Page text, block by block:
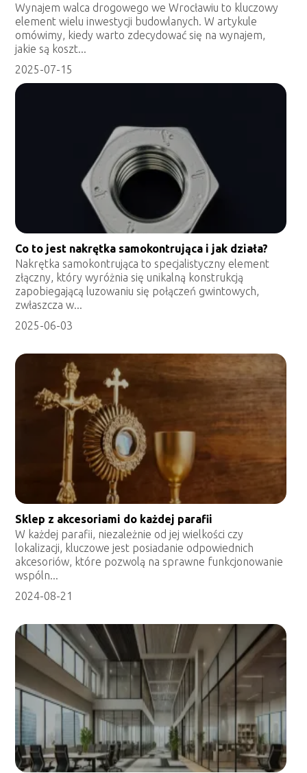
Wynajem walca drogowego we Wrocławiu to kluczowy
element wielu inwestycji budowlanych. W artykule
omówimy, kiedy warto zdecydować się na wynajem,
jakie są koszt...
2025-07-15
Co to jest nakrętka samokontrująca i jak działa?
Nakrętka samokontrująca to specjalistyczny element
złączny, który wyróżnia się unikalną konstrukcją
zapobiegającą luzowaniu się połączeń gwintowych,
zwłaszcza w...
2025-06-03
Sklep z akcesoriami do każdej parafii
W każdej parafii, niezależnie od jej wielkości czy
lokalizacji, kluczowe jest posiadanie odpowiednich
akcesoriów, które pozwolą na sprawne funkcjonowanie
wspóln...
2024-08-21